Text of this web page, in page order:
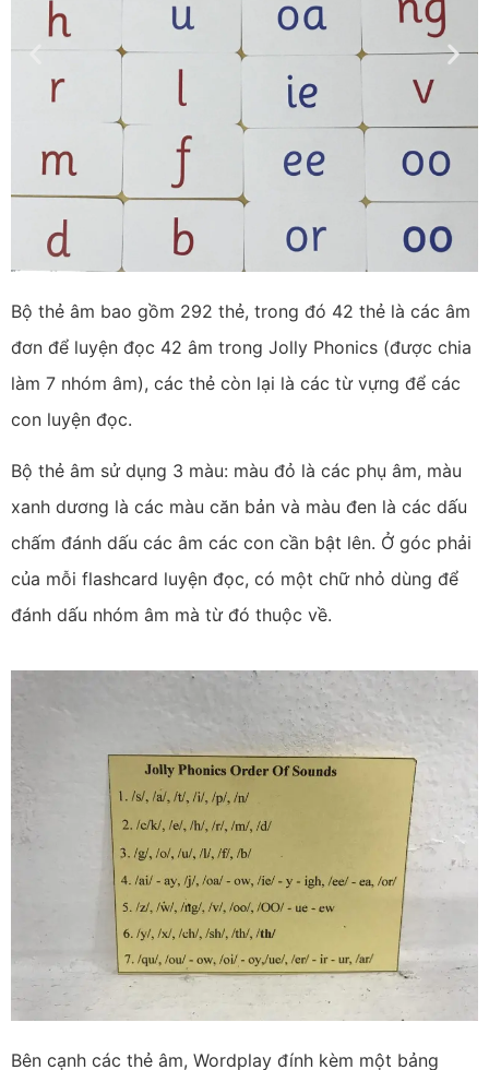
Bộ thẻ âm bao gồm 292 thẻ, trong đó 42 thẻ là các âm
đơn để luyện đọc 42 âm trong Jolly Phonics (được chia
làm 7 nhóm âm), các thẻ còn lại là các từ vựng để các
con luyện đọc.
Bộ thẻ âm sử dụng 3 màu: màu đỏ là các phụ âm, màu
xanh dương là các màu căn bản và màu đen là các dấu
chấm đánh dấu các âm các con cần bật lên. Ở góc phải
của mỗi flashcard luyện đọc, có một chữ nhỏ dùng để
đánh dấu nhóm âm mà từ đó thuộc về.
Bên cạnh các thẻ âm, Wordplay đính kèm một bảng